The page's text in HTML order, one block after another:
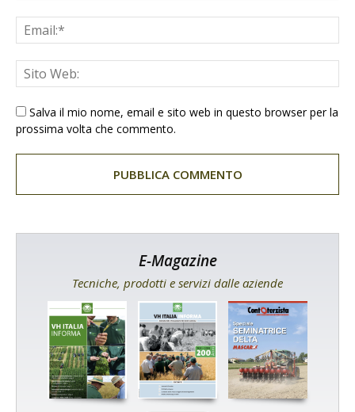
Salva il mio nome, email e sito web in questo browser per la
prossima volta che commento.
E-Magazine
Tecniche, prodotti e servizi dalle aziende